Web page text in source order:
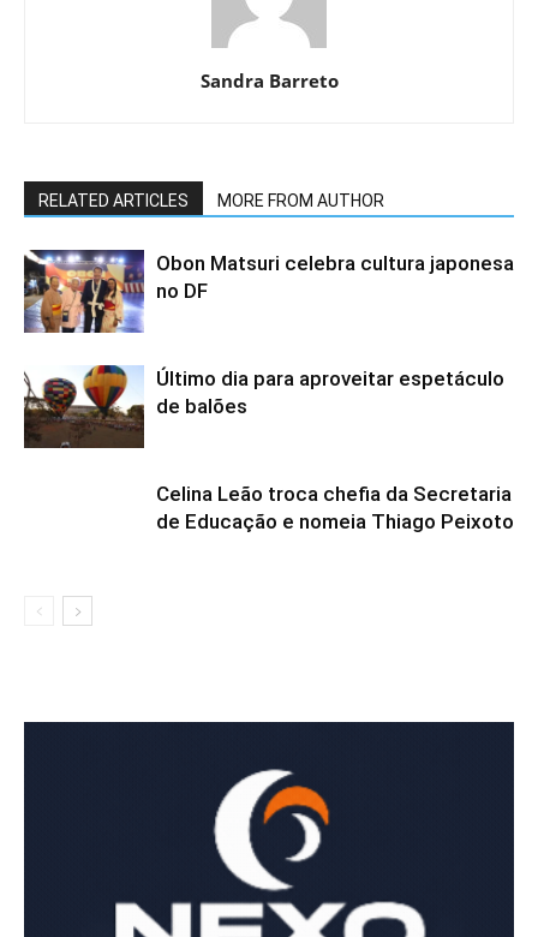
Sandra Barreto
RELATED ARTICLES MORE FROM AUTHOR
Obon Matsuri celebra cultura japonesa
no DF
Último dia para aproveitar espetáculo
de balões
Celina Leão troca chefia da Secretaria
de Educação e nomeia Thiago Peixoto